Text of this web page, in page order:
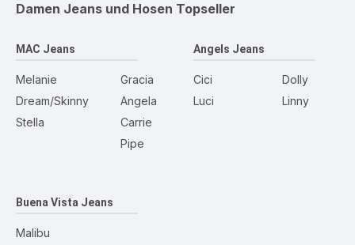
Damen Jeans und Hosen Topseller
MAC Jeans
Melanie
Dream/Skinny
Stella
Gracia
Angela
Carrie
Pipe
Angels Jeans
Cici
Luci
Dolly
Linny
Buena Vista Jeans
Malibu